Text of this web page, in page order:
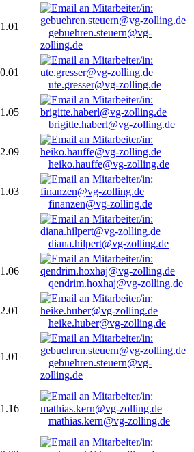
1.01
gebuehren.steuern@vg-
zolling.de
0.01
ute.gresser@vg-zolling.de
1.05
brigitte.haberl@vg-zolling.de
2.09
heiko.hauffe@vg-zolling.de
1.03
finanzen@vg-zolling.de
diana.hilpert@vg-zolling.de
1.06
qendrim.hoxhaj@vg-zolling.de
2.01
heike.huber@vg-zolling.de
1.01
gebuehren.steuern@vg-
zolling.de
1.16
mathias.kern@vg-zolling.de